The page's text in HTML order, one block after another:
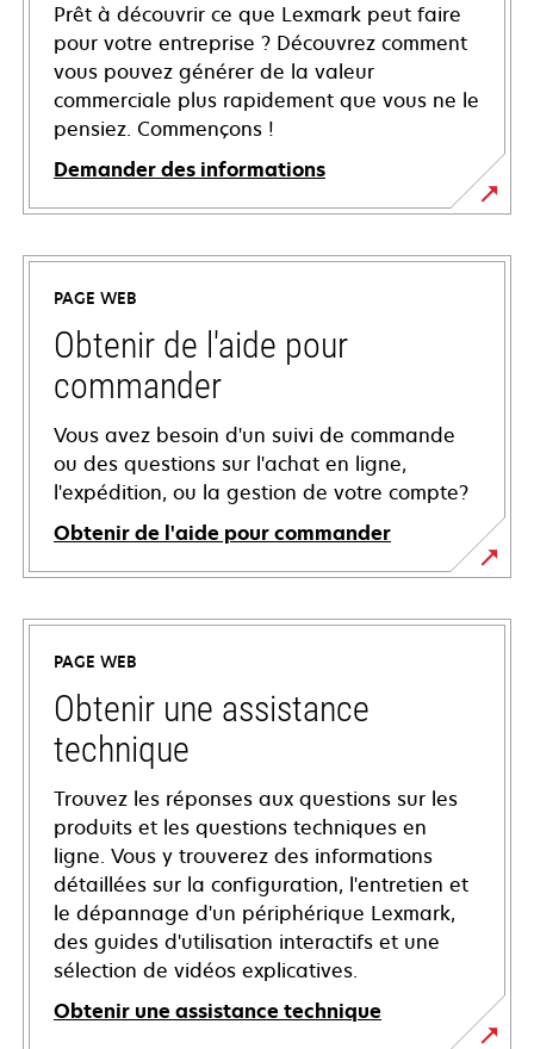
Prêt à découvrir ce que Lexmark peut faire
pour votre entreprise ? Découvrez comment
vous pouvez générer de la valeur
commerciale plus rapidement que vous ne le
pensiez. Commençons !
Demander des informations
PAGE WEB
Obtenir de l'aide pour
commander
Vous avez besoin d'un suivi de commande
ou des questions sur l'achat en ligne,
l'expédition, ou la gestion de votre compte?
Obtenir de l'aide pour commander
PAGE WEB
Obtenir une assistance
technique
Trouvez les réponses aux questions sur les
produits et les questions techniques en
ligne. Vous y trouverez des informations
détaillées sur la configuration, l'entretien et
le dépannage d'un périphérique Lexmark,
des guides d'utilisation interactifs et une
sélection de vidéos explicatives.
Obtenir une assistance technique